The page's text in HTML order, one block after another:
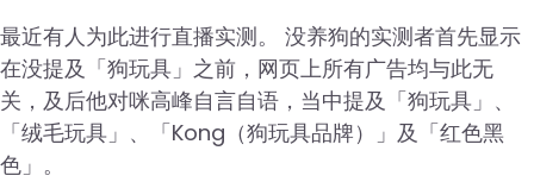
最近有人为此进行直播实测。 没养狗的实测者首先显示
在没提及「狗玩具」之前，网页上所有广告均与此无
关，及后他对咪高峰自言自语，当中提及「狗玩具」、
「绒毛玩具」、「Kong（狗玩具品牌）」及「红色黑
色」。